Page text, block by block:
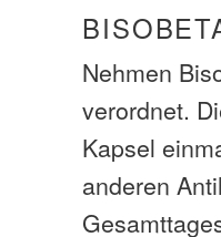
Nehmen
verordnet.
Kapsel
anderen